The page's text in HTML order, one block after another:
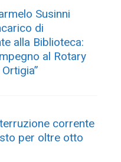
Susinni
di
alla Biblioteca:
al Rotary
corrente
per oltre otto